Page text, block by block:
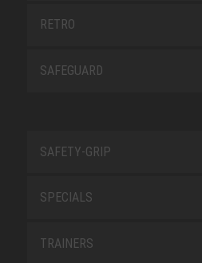
RETRO
SAFEGUARD
SAFETY-GRIP
SPECIALS
TRAINERS